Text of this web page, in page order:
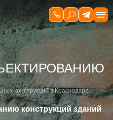
конструкций в Краснодаре
конструкций зданий